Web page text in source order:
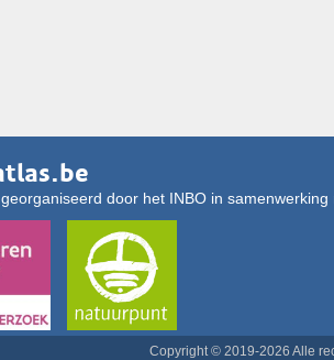
door het INBO in
Copyright © 2019-2026 Alle